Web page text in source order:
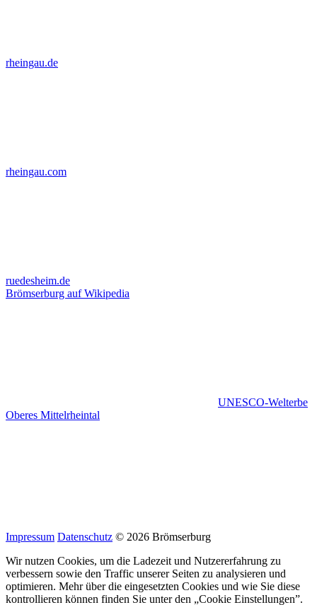
rheingau.de
rheingau.com
ruedesheim.de
Brömserburg auf Wikipedia
UNESCO-Welterbe
Oberes Mittelrheintal
Impressum Datenschutz © 2026 Brömserburg
Wir nutzen Cookies, um die Ladezeit und Nutzererfahrung zu
verbessern sowie den Traffic unserer Seiten zu analysieren und
optimieren. Mehr über die eingesetzten Cookies und wie Sie diese
kontrollieren können finden Sie unter den „Cookie Einstellungen”.